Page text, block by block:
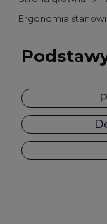
Ergonomia